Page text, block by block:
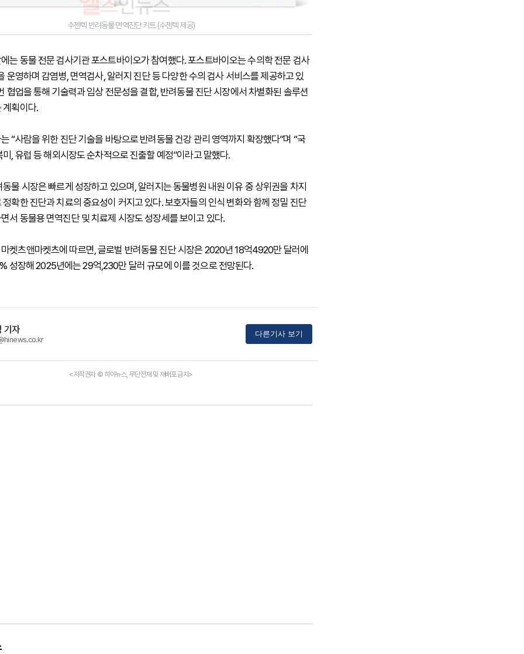
수젠텍 반려동물 면역진단 키트 (수젠텍 제공)
는 동물 전문 검사기관 포스트바이오가 참여했다. 포스트바이오는 수의학 전문 검사
운영하며 감염병, 면역검사, 알러지 진단 등 다양한 수의 검사 서비스를 제공하고 있
협업을 통해 기술력과 임상 전문성을 결합, 반려동물 진단 시장에서 차별화된 솔루션
계획이다.
“사람을 위한 진단 기술을 바탕으로 반려동물 건강 관리 영역까지 확장했다”며 “국
, 유럽 등 해외시장도 순차적으로 진출할 예정”이라고 말했다.
물 시장은 빠르게 성장하고 있으며, 알러지는 동물병원 내원 이유 중 상위권을 차지
확한 진단과 치료의 중요성이 커지고 있다. 보호자들의 인식 변화와 함께 정밀 진단
서 동물용 면역진단 및 치료제 시장도 성장세를 보이고 있다.
켓츠앤마켓츠에 따르면, 글로벌 반려동물 진단 시장은 2020년 18억4920만 달러에
성장해 2025년에는 29억,230만 달러 규모에 이를 것으로 전망된다.
기자 다른기사 보기
<저작권자 © 하이뉴스, 무단전재 및 재배포 금지>